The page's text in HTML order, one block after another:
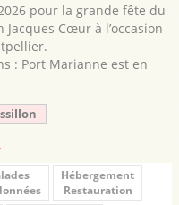
pour la grande fête du
Cœur à l’occasion
: Port Marianne est en
Hébergement
Restauration